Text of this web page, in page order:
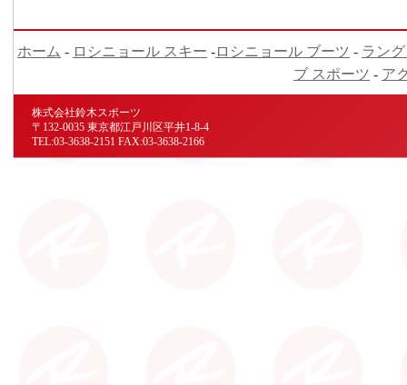
ホーム - ロシニョール スキー -ロシニョール ブーツ - ラン
ブ スポーツ - ア
株式会社鈴木スポーツ
〒132-0035 東京都江戸川区平井1-8-4
TEL:03-3638-2151 FAX:03-3638-2166